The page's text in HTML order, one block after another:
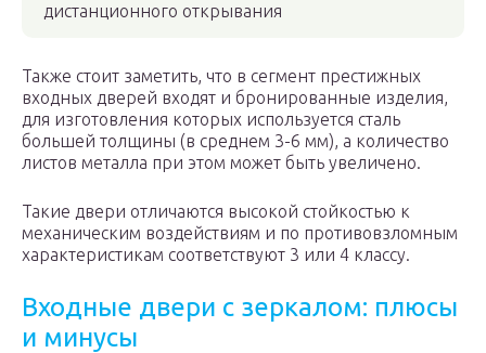
дистанционного открывания
Также стоит заметить, что в сегмент престижных
входных дверей входят и бронированные изделия,
для изготовления которых используется сталь
большей толщины (в среднем 3-6 мм), а количество
листов металла при этом может быть увеличено.
Такие двери отличаются высокой стойкостью к
механическим воздействиям и по противовзломным
характеристикам соответствуют 3 или 4 классу.
Входные двери с зеркалом: плюсы
и минусы